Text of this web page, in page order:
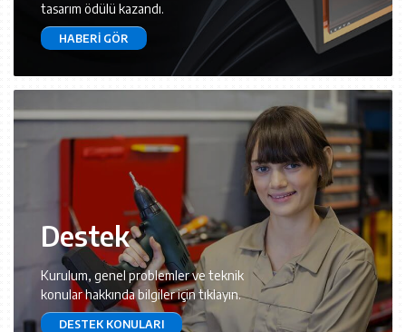
tasarım ödülü kazandı.
HABERI GÖR
Destek
Kurulum, genel problemler ve teknik
konular hakkında bilgiler için tıklayın.
DESTEK KONULARI